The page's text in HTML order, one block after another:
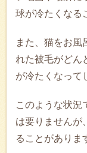
球が冷たくなる
また、猫をお風
れた被毛がどん
が冷たくなって
このような状況
は要りませんが
ることがありま